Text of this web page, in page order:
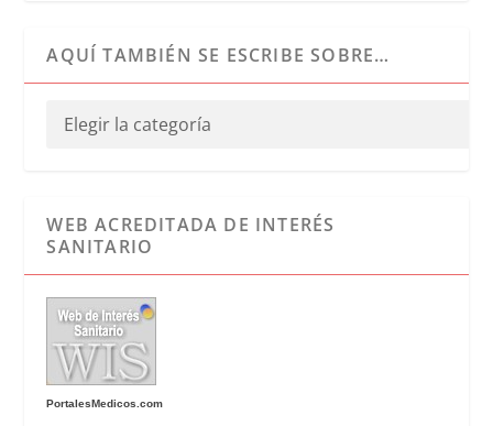
AQUÍ TAMBIÉN SE ESCRIBE SOBRE…
WEB ACREDITADA DE INTERÉS
SANITARIO
PortalesMedicos.com